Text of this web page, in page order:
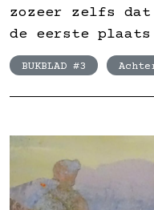
zozeer zelfs dat
de eerste
BUKBLAD #3